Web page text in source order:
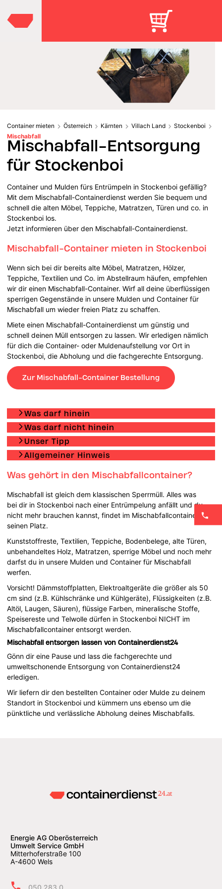
Container mieten Österreich Kärnten Villach Land
Stockenboi
Mischabfall
Mischabfall-Entsorgung
für Stockenboi
Container und Mulden fürs Entrümpeln in Stockenboi gefällig?
Mit dem Mischabfall-Containerdienst werden Sie bequem und
schnell die alten Möbel, Teppiche, Matratzen, Türen und co. in
Stockenboi los.
Jetzt informieren über den Mischabfall-Containerdienst.
Mischabfall-Container mieten in Stockenboi
Wenn sich bei dir bereits alte Möbel, Matratzen, Hölzer,
Teppiche, Textilien und Co. im Abstellraum häufen, empfehlen
wir dir einen Mischabfall-Container. Wirf all deine überflüssigen
sperrigen Gegenstände in unsere Mulden und Container für
Mischabfall um wieder freien Platz zu schaffen.
Miete einen Mischabfall-Containerdienst um günstig und
schnell deinen Müll entsorgen zu lassen. Wir erledigen nämlich
für dich die Container- oder Muldenaufstellung vor Ort in
Stockenboi, die Abholung und die fachgerechte Entsorgung.
Zur Mischabfall-Container Bestellung
Was darf hinein
Was darf nicht hinein
Unser Tipp
Allgemeiner Hinweis
Was gehört in den Mischabfallcontainer?
Mischabfall ist gleich dem klassischen Sperrmüll. Alles was
bei dir in Stockenboi nach einer Entrümpelung anfällt und du
nicht mehr brauchen kannst, findet im Mischabfallcontainer
seinen Platz.
Kunststoffreste, Textilien, Teppiche, Bodenbelege, alte Türen,
unbehandeltes Holz, Matratzen, sperrige Möbel und noch mehr
darfst du in unsere Mulden und Container für Mischabfall
werfen.
Vorsicht! Dämmstoffplatten, Elektroaltgeräte die größer als 50
cm sind (z.B. Kühlschränke und Kühlgeräte), Flüssigkeiten (z.B.
Altöl, Laugen, Säuren), flüssige Farben, mineralische Stoffe,
Speisereste und Telwolle dürfen in Stockenboi NICHT im
Mischabfallcontainer entsorgt werden.
Mischabfall entsorgen lassen von Containerdienst24
Gönn dir eine Pause und lass die fachgerechte und
umweltschonende Entsorgung von Containerdienst24
erledigen.
Wir liefern dir den bestellten Container oder Mulde zu deinem
Standort in Stockenboi und kümmern uns ebenso um die
pünktliche und verlässliche Abholung deines Mischabfalls.
Energie AG Oberösterreich
Umwelt Service GmbH
Mitterhoferstraße 100
A-4600 Wels